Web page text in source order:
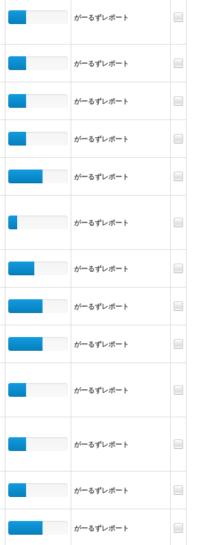
がーるずレポート
がーるずレポート
がーるずレポート
がーるずレポート
がーるずレポート
がーるずレポート
がーるずレポート
がーるずレポート
がーるずレポート
がーるずレポート
がーるずレポート
がーるずレポート
がーるずレポート